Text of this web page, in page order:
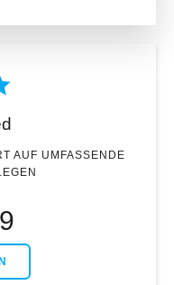
AUF UMFASSENDE